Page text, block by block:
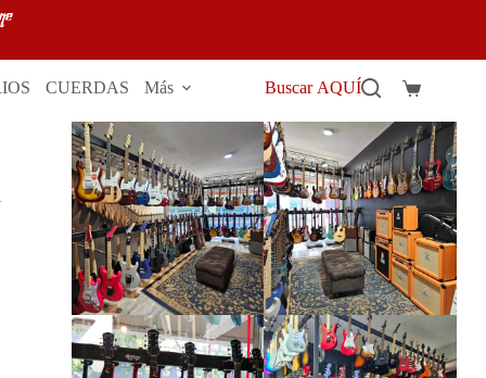
CUERDAS Más Buscar AQUÍ
Carro
compra